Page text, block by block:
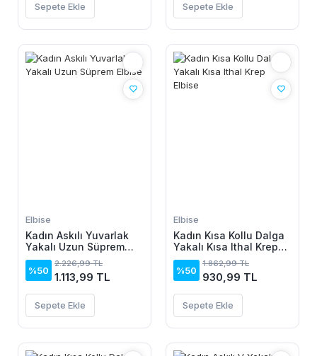
Sepete Ekle Sepete Ekle
Elbise
Kadın Askılı Yuvarlak
Yakalı Uzun Süprem
Elbise
%50
2.226,99 TL
1.113,99 TL
Sepete Ekle
Elbise
Kadın Kısa Kollu Dalga
Yakalı Kısa Ithal Krep
Elbise
%50
1.862,99 TL
930,99 TL
Sepete Ekle